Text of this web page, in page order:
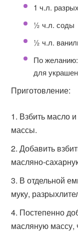
1 ч.л.
½ ч.л. соды
½ ч.л.
По
для
Приготовление:
Взбить масло
массы.
Добавить
масляно-
В отдельной
муку,
Постепенно
масляную массу,